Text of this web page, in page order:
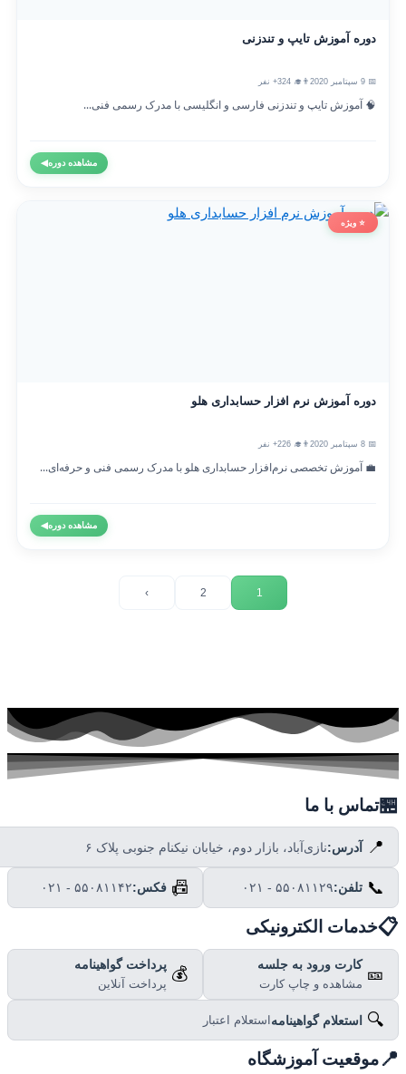
دوره آموزش تایپ و تندزنی
👨‍🎓 324+ نفر
🧠 آموزش تایپ و تندزنی فارسی و انگلیسی با مدرک رسمی فنی...
مشاهده دوره◀
⭐ ویژه
دوره آموزش نرم افزار حسابداری هلو
👨‍🎓 226+ نفر
💼 آموزش تخصصی نرم‌افزار حسابداری هلو با مدرک رسمی فنی و حرفه‌ای...
مشاهده دوره◀
تماس با ما
📍 آدرس:نازی‌آباد، بازار دوم، خیابان نیکنام جنوبی پلاک ۶
📞 تلفن:۰۲۱ - ۵۵۰۸۱۱۲۹ 📠 فکس:۰۲۱ - ۵۵۰۸۱۱۴۲
خدمات الکترونیکی
🎫 کارت ورود به جلسه
مشاهده و چاپ کارت
💰 پرداخت گواهینامه
پرداخت آنلاین
🔍 استعلام گواهینامهاستعلام اعتبار
موقعیت آموزشگاه